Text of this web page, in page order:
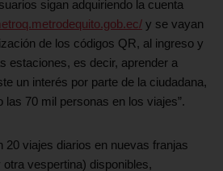
sigan adquiriendo la cuenta
y se vayan
de los códigos QR, al ingreso y
estaciones, es decir, aprender a
un interés por parte de la ciudadana,
las 70 mil personas en los viajes”.
20 viajes diarios en nuevas franjas
vespertina) disponibles,